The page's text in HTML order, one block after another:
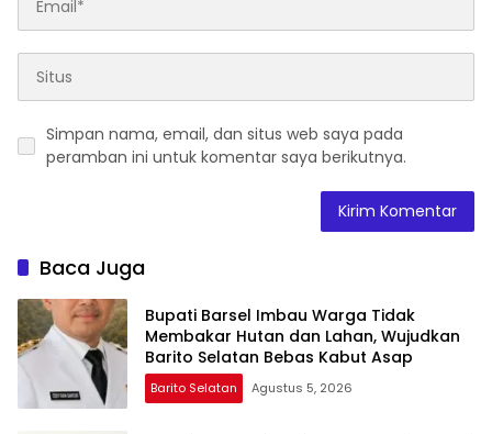
Simpan nama, email, dan situs web saya pada
peramban ini untuk komentar saya berikutnya.
Baca Juga
Bupati Barsel Imbau Warga Tidak
Membakar Hutan dan Lahan, Wujudkan
Barito Selatan Bebas Kabut Asap
Barito Selatan Agustus 5, 2026